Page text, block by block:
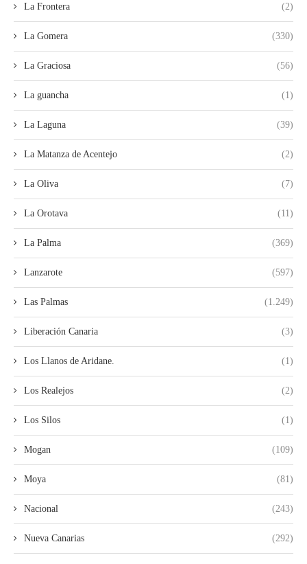
La Frontera (2)
La Gomera (330)
La Graciosa (56)
La guancha (1)
La Laguna (39)
La Matanza de Acentejo (2)
La Oliva (7)
La Orotava (11)
La Palma (369)
Lanzarote (597)
Las Palmas (1.249)
Liberación Canaria (3)
Los Llanos de Aridane. (1)
Los Realejos (2)
Los Silos (1)
Mogan (109)
Moya (81)
Nacional (243)
Nueva Canarias (292)